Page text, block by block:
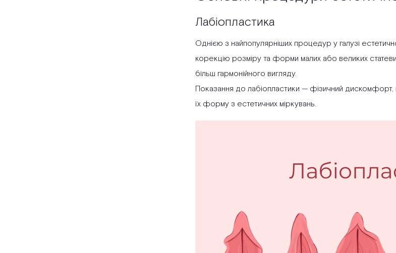
Лабіопластика
Однією з найпопулярніших процедур у галузі
корекцію розміру та форми малих або великих
більш гармонійного вигляду.
Показання до лабіопластики — фізичний дискомфорт,
їх форму з естетичних міркувань.